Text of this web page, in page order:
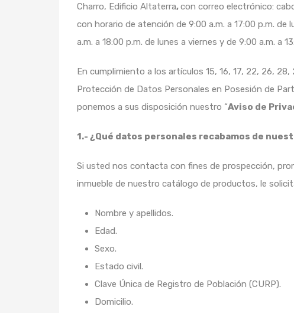
Charro, Edificio Altaterra,con correo electrónico:
con horario de atención de 9:00 a.m. a 17:00 p.m.
a.m. a 18:00 p.m. de lunes a viernes y de 9:00 a.m. a
En cumplimiento a los artículos 15, 16, 17, 22, 26,
Protección de Datos Personales en Posesión de
ponemos a sus disposición nuestro “Aviso de
1.- ¿Qué datos personales recabamos de
Si usted nos contacta con fines de prospección,
inmueble de nuestro catálogo de productos, le
Nombre y apellidos.
Edad.
Sexo.
Estado civil.
Clave Única de Registro de Población (CURP).
Domicilio.